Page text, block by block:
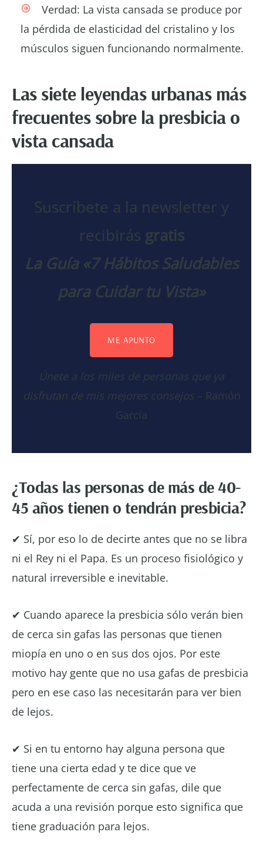
Verdad: La vista cansada se produce por
la pérdida de elasticidad del cristalino y los
músculos siguen funcionando normalmente.
Las siete leyendas urbanas más
frecuentes sobre la presbicia o
vista cansada
Suscríbete a la newsletter y
recibirás gratis
La Guía «7 Hábitos Saludables
para Cuidar tu Vista»
ME APUNTO
Únete a los miles de personas que ya
disfrutan de mis mejores consejos – Ramón
García
¿Todas las personas de más de 40-
45 años tienen o tendrán presbicia?
✔ Sí, por eso lo de decirte antes que no se libra
ni el Rey ni el Papa. Es un proceso fisiológico y
natural irreversible e inevitable.
✔ Cuando aparece la presbicia sólo verán bien
de cerca sin gafas las personas que tienen
miopía en uno o en sus dos ojos. Por este
motivo hay gente que no usa gafas de presbicia
pero en ese caso las necesitarán para ver bien
de lejos.
✔ Si en tu entorno hay alguna persona que
tiene una cierta edad y te dice que ve
perfectamente de cerca sin gafas, dile que
acuda a una revisión porque esto significa que
tiene graduación para lejos.